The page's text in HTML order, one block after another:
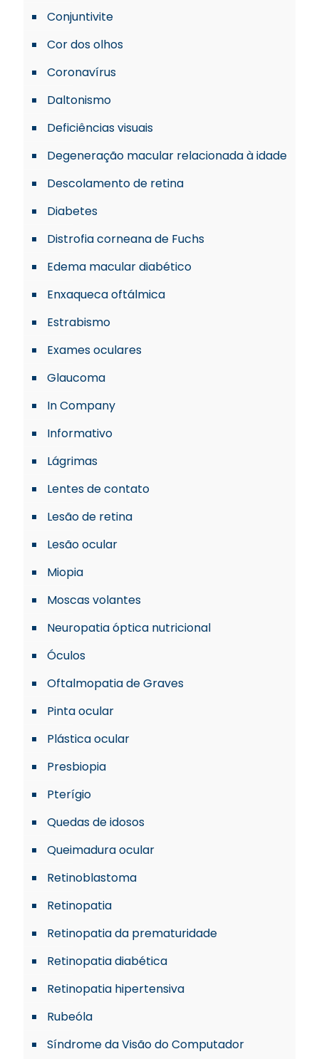
Conjuntivite
Cor dos olhos
Coronavírus
Daltonismo
Deficiências visuais
Degeneração macular relacionada à idade
Descolamento de retina
Diabetes
Distrofia corneana de Fuchs
Edema macular diabético
Enxaqueca oftálmica
Estrabismo
Exames oculares
Glaucoma
In Company
Informativo
Lágrimas
Lentes de contato
Lesão de retina
Lesão ocular
Miopia
Moscas volantes
Neuropatia óptica nutricional
Óculos
Oftalmopatia de Graves
Pinta ocular
Plástica ocular
Presbiopia
Pterígio
Quedas de idosos
Queimadura ocular
Retinoblastoma
Retinopatia
Retinopatia da prematuridade
Retinopatia diabética
Retinopatia hipertensiva
Rubeóla
Síndrome da Visão do Computador